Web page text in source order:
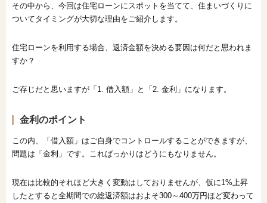
その中から、今回は住宅ローンにスポットを当てて、住まいづくりに
ついてタイミングが大切な理由をご紹介します。
住宅ローンを利用する場合、返済金額を決める要因は何だと思われま
すか？
ご存じだと思いますが「1. 借入額」と「2. 金利」になります。
金利のポイント
この内、「借入額」はご自身でコントロールすることができますが、
問題は「金利」です。こればっかりはどうにもなりません。
現在は比較的それほど大きく変動はしておりませんが、仮に1%上昇
したとすると全期間での総返済額はおよそ300～400万円ほど変わって